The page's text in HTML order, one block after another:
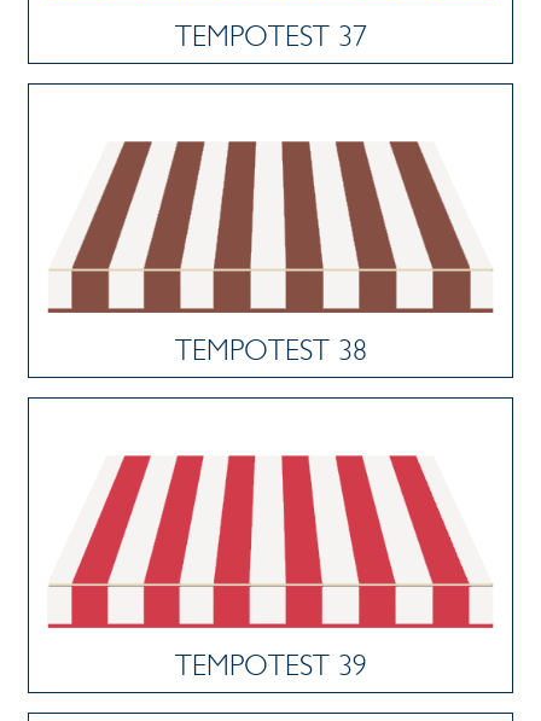
TEMPOTEST 37
TEMPOTEST 38
TEMPOTEST 39